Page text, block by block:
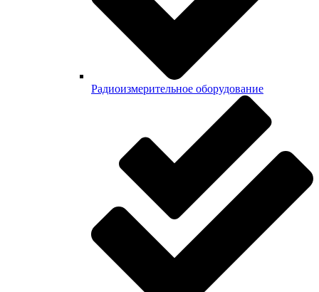
Радиоизмерительное оборудование